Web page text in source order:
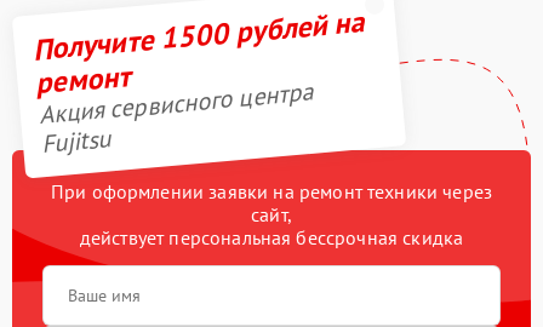
Получите 1500 рублей на
ремонт
Акция сервисного центра
Fujitsu
При оформлении заявки на ремонт техники через
сайт,
действует персональная бессрочная скидка